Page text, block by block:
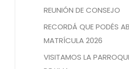
REUNIÓN DE CONSEJO
RECORDÁ QUE PODÉS
MATRÍCULA 2026
VISITAMOS LA